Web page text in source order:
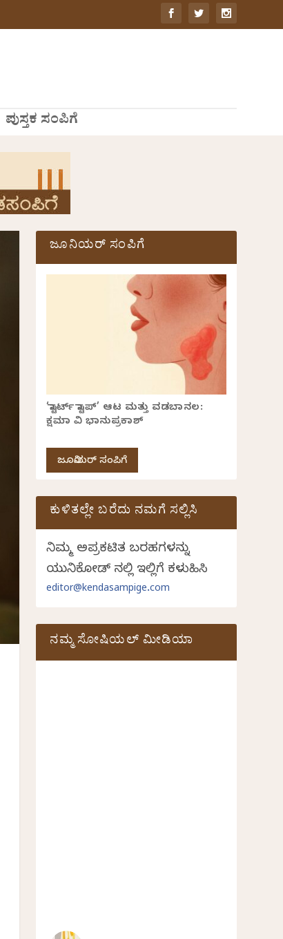
ಪುಸ್ತಕ ಸಂಪಿಗೆ
ಜೂನಿಯರ್ ಸಂಪಿಗೆ
‘ಸ್ಟಾರ್ಟ್ ಸ್ಟಾಪ್’ ಆಟ ಮತ್ತು ವಡಬಾನಲ:
ಕ್ಷಮಾ ವಿ ಭಾನುಪ್ರಕಾಶ್
ಜೂನಿಯರ್ ಸಂಪಿಗೆ
ಕುಳಿತಲ್ಲೇ ಬರೆದು ನಮಗೆ ಸಲ್ಲಿಸಿ
ನಿಮ್ಮ ಅಪ್ರಕಟಿತ ಬರಹಗಳನ್ನು
ಯುನಿಕೋಡ್ ನಲ್ಲಿ ಇಲ್ಲಿಗೆ ಕಳುಹಿಸಿ
editor@kendasampige.com
ನಮ್ಮ ಸೋಷಿಯಲ್‌ ಮೀಡಿಯಾ